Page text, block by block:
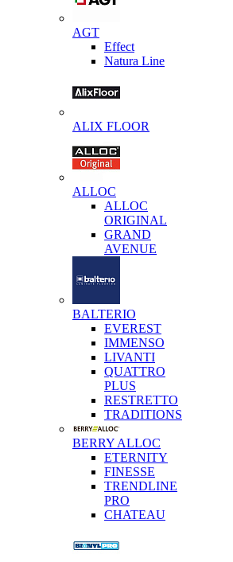
AGT
Effect
Natura Line
ALIX FLOOR
ALLOC
ALLOC
ORIGINAL
GRAND
AVENUE
BALTERIO
EVEREST
IMMENSO
LIVANTI
QUATTRO
PLUS
RESTRETTO
TRADITIONS
BERRY ALLOC
ETERNITY
FINESSE
TRENDLINE
PRO
CHATEAU